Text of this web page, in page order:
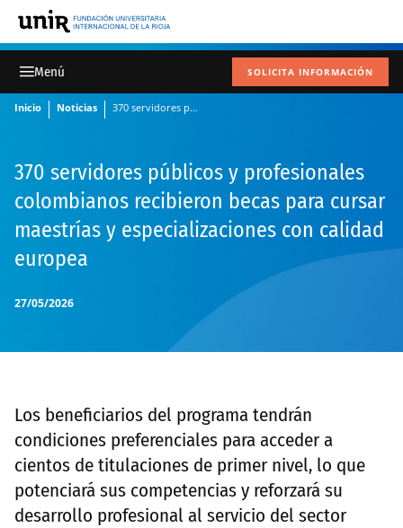
SOLICITA INFORMACIÓN
Inicio Noticias 370 servidores públicos y profesionales colombianos recibieron becas para cursar maestrías y especializaciones con calidad europea
27/05/2026
370 servidores públicos y profesionales
colombianos recibieron becas para cursar
maestrías y especializaciones con calidad
europea
Los beneficiarios del programa tendrán
condiciones preferenciales para acceder a
cientos de titulaciones de primer nivel, lo que
potenciará sus competencias y reforzará su
desarrollo profesional al servicio del sector